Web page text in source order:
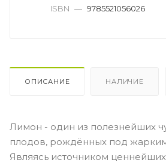
ISBN — 9785521056026
ОПИСАНИЕ НАЛИЧИЕ
Лимон - один из полезнейших
плодов, рождённых под
Являясь источником